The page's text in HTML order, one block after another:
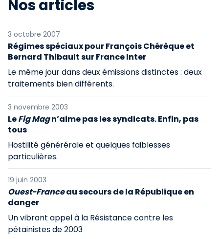
Nos articles
3 octobre 2007
Régimes spéciaux pour François Chérèque et
Bernard Thibault sur France Inter
Le même jour dans deux émissions distinctes : deux
traitements bien différents.
3 novembre 2003
LeFig Magn’aime pas les syndicats. Enfin, pas
tous
Hostilité générérale et quelques faiblesses
particulières.
19 juin 2003
Ouest-Franceau secours de la République en
danger
Un vibrant appel à la Résistance contre les
pétainistes de 2003